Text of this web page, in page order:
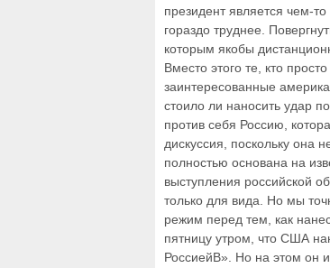
президент является чем-
гораздо труднее.
которым якобы
Вместо этого те, кто
заинтересованные
стоило ли наносить удар
против себя Россию,
дискуссия, поскольку она
полностью основана на
выступления российской
только для вида. Но мы
режим перед тем, как
пятницу утром, что США
РоссиейВ». Но на этом он